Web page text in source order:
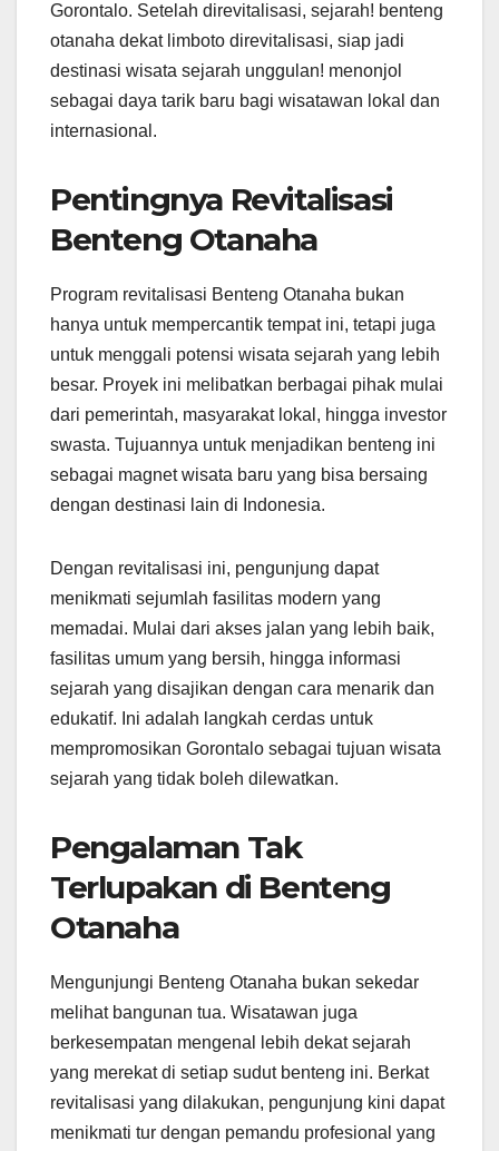
Gorontalo. Setelah direvitalisasi, sejarah! benteng
otanaha dekat limboto direvitalisasi, siap jadi
destinasi wisata sejarah unggulan! menonjol
sebagai daya tarik baru bagi wisatawan lokal dan
internasional.
Pentingnya Revitalisasi
Benteng Otanaha
Program revitalisasi Benteng Otanaha bukan
hanya untuk mempercantik tempat ini, tetapi juga
untuk menggali potensi wisata sejarah yang lebih
besar. Proyek ini melibatkan berbagai pihak mulai
dari pemerintah, masyarakat lokal, hingga investor
swasta. Tujuannya untuk menjadikan benteng ini
sebagai magnet wisata baru yang bisa bersaing
dengan destinasi lain di Indonesia.
Dengan revitalisasi ini, pengunjung dapat
menikmati sejumlah fasilitas modern yang
memadai. Mulai dari akses jalan yang lebih baik,
fasilitas umum yang bersih, hingga informasi
sejarah yang disajikan dengan cara menarik dan
edukatif. Ini adalah langkah cerdas untuk
mempromosikan Gorontalo sebagai tujuan wisata
sejarah yang tidak boleh dilewatkan.
Pengalaman Tak
Terlupakan di Benteng
Otanaha
Mengunjungi Benteng Otanaha bukan sekedar
melihat bangunan tua. Wisatawan juga
berkesempatan mengenal lebih dekat sejarah
yang merekat di setiap sudut benteng ini. Berkat
revitalisasi yang dilakukan, pengunjung kini dapat
menikmati tur dengan pemandu profesional yang